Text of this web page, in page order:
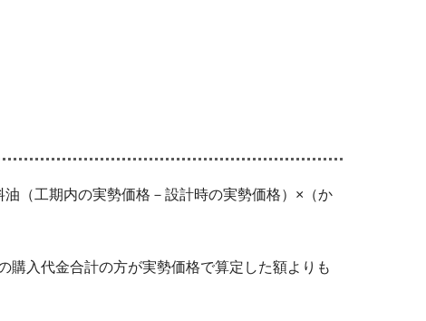
（工期内の実勢価格－設計時の実勢価格）×（か
購入代金合計の方が実勢価格で算定した額よりも